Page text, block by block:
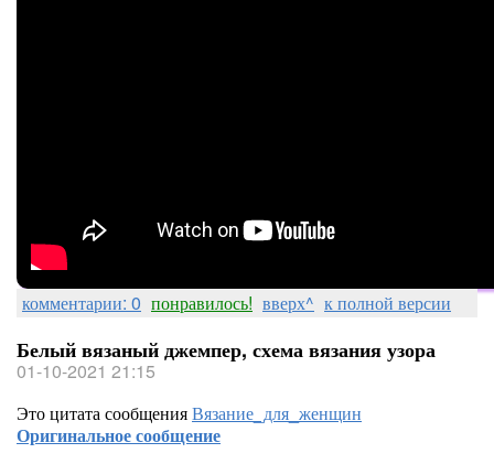
комментарии: 0 понравилось! вверх^ к полной версии
Белый вязаный джемпер, схема вязания узора
01-10-2021 21:15
Это цитата сообщенияВязание_для_женщин
Оригинальное сообщение